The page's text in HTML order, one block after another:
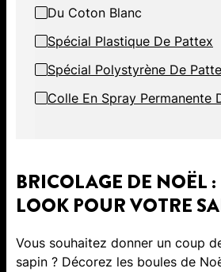
BRICOLAGE DE NOËL
LOOK POUR VOTRE
Vous souhaitez donner un coup
sapin ? Décorez les boules de
Du Coton Blanc
Spécial Plastique De Pattex
Spécial Polystyrène De
Colle En Spray Permanente